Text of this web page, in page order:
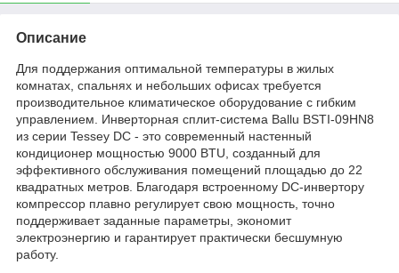
Описание
Для поддержания оптимальной температуры в жилых
комнатах, спальнях и небольших офисах требуется
производительное климатическое оборудование с гибким
управлением. Инверторная сплит-система Ballu BSTI-09HN8
из серии Tessey DC - это современный настенный
кондиционер мощностью 9000 BTU, созданный для
эффективного обслуживания помещений площадью до 22
квадратных метров. Благодаря встроенному DC-инвертору
компрессор плавно регулирует свою мощность, точно
поддерживает заданные параметры, экономит
электроэнергию и гарантирует практически бесшумную
работу.